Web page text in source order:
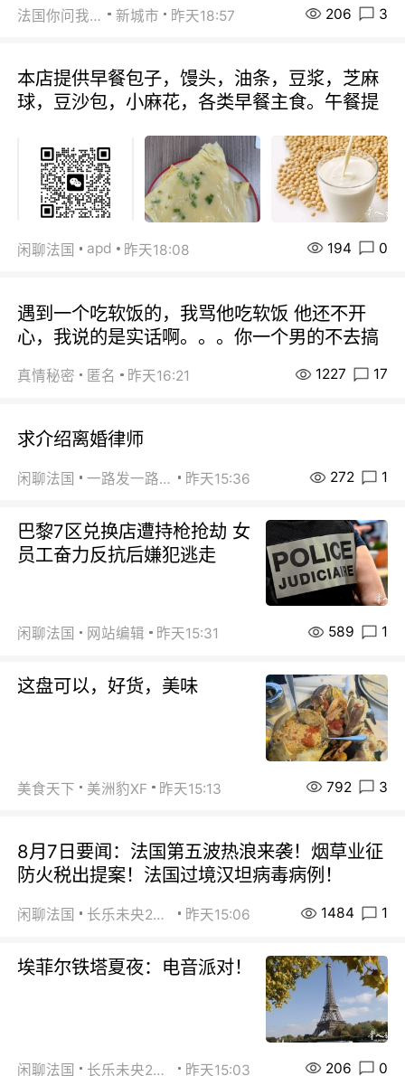
法国你问我答 新城市 昨天18:57 206 3
本店提供早餐包子，馒头，油条，豆浆，芝麻
球，豆沙包，小麻花，各类早餐主食。午餐提
闲聊法国 apd 昨天18:08 194 0
遇到一个吃软饭的，我骂他吃软饭 他还不开
心，我说的是实话啊。。。你一个男的不去搞
真情秘密 匿名 昨天16:21 1227 17
求介绍离婚律师
闲聊法国 一路发一路发 昨天15:36 272 1
巴黎7区兑换店遭持枪抢劫 女
员工奋力反抗后嫌犯逃走
闲聊法国 网站编辑 昨天15:31 589 1
这盘可以，好货，美味
美食天下 美洲豹XF 昨天15:13 792 3
8月7日要闻：法国第五波热浪来袭！烟草业征
防火税出提案！法国过境汉坦病毒病例！
闲聊法国 长乐未央2015 昨天15:06 1484 1
埃菲尔铁塔夏夜：电音派对！
闲聊法国 长乐未央2015 昨天15:03 206 0